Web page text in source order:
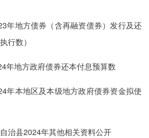
年地方债券（含再融资债券）发行及还
行数）
年地方政府债券还本付息预算数
年本地区及本级地方政府债券资金拟使
治县2024年其他相关资料公开